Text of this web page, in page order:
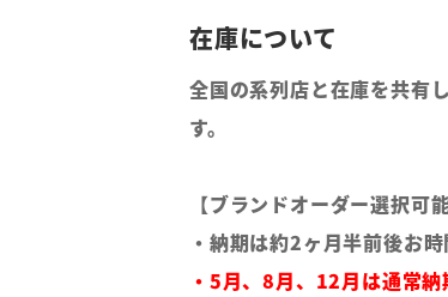
全国の系列店と在庫を共有
す。
【ブランドオーダー選択可
・納期は約2ヶ月半前後お時
・5月、8月、12月は通常